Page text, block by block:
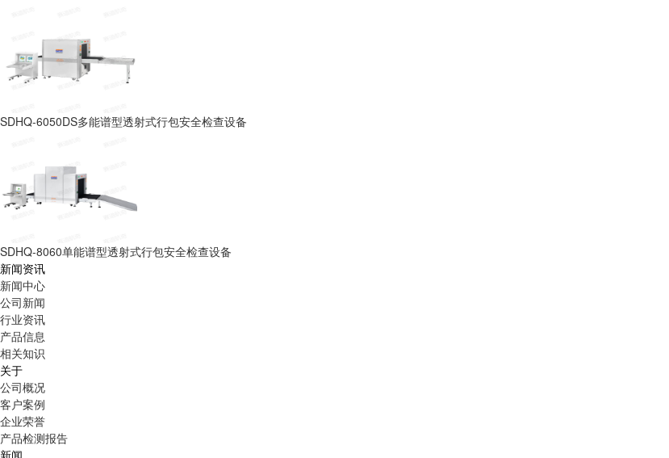
SDHQ-6050DS多能谱型透射式行包安全检查设备
SDHQ-8060单能谱型透射式行包安全检查设备
新闻资讯
新闻中心
公司新闻
行业资讯
产品信息
相关知识
关于
公司概况
客户案例
企业荣誉
产品检测报告
新闻